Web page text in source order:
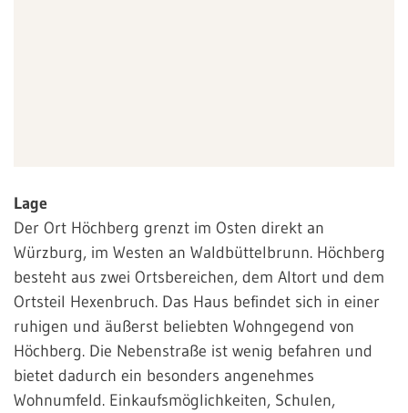
Lage
Der Ort Höchberg grenzt im Osten direkt an
Würzburg, im Westen an Waldbüttelbrunn. Höchberg
besteht aus zwei Ortsbereichen, dem Altort und dem
Ortsteil Hexenbruch. Das Haus befindet sich in einer
ruhigen und äußerst beliebten Wohngegend von
Höchberg. Die Nebenstraße ist wenig befahren und
bietet dadurch ein besonders angenehmes
Wohnumfeld. Einkaufsmöglichkeiten, Schulen,